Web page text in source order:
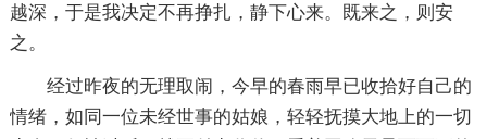
越深，于是我决定不再挣扎，静下心来。既来之，则安
之。
经过昨夜的无理取闹，今早的春雨早已收拾好自己的
情绪，如同一位未经世事的姑娘，轻轻抚摸大地上的一切